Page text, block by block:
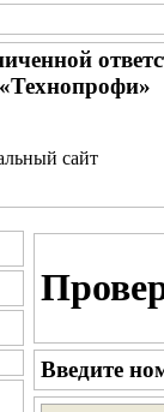
сайт
Введите